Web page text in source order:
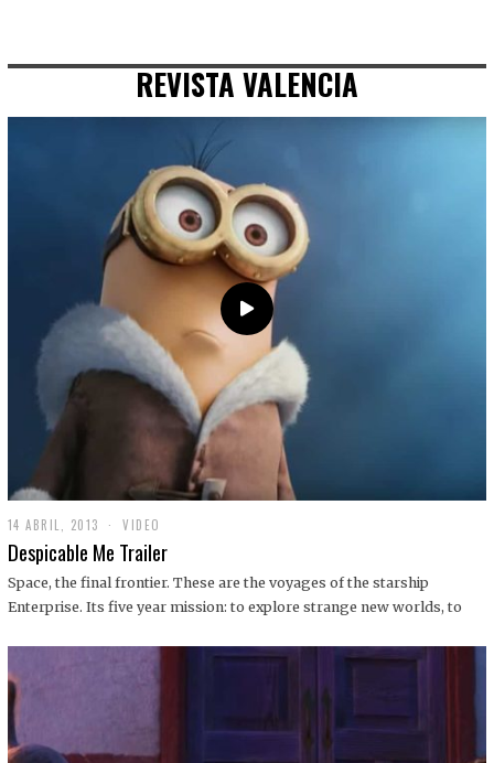
REVISTA VALENCIA
14 ABRIL, 2013
9
D
C
I
1
VIDEO
Despicable Me Trailer
Space, the final frontier. These are the voyages of the starship
Enterprise. Its five year mission: to explore strange new worlds, to